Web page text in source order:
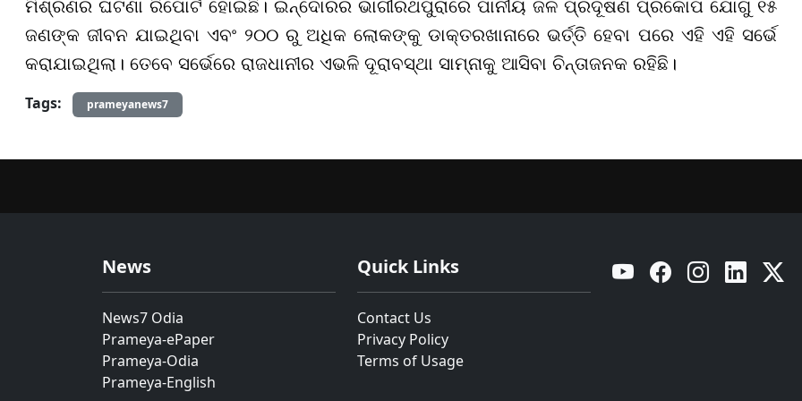
ମିଶ୍ରଣର ଘଟଣା ରିପୋର୍ଟ ହୋଇଛି। ଇନ୍ଦୋରର ଭାଗୀରଥପୁରାରେ ପାନୀୟ ଜଳ ପ୍ରଦୂଷଣ ପ୍ରକୋପ ଯୋଗୁ ୧୫
ଜଣଙ୍କ ଜୀବନ ଯାଇଥିବା ଏବଂ ୨୦୦ ରୁ ଅଧିକ ଲୋକଙ୍କୁ ଡାକ୍ତରଖାନାରେ ଭର୍ତ୍ତି ହେବା ପରେ ଏହି ଏହି ସର୍ଭେ
କରାଯାଇଥିଲା। ତେବେ ସର୍ଭେରେ ରାଜଧାନୀର ଏଭଳି ଦୂରାବସ୍ଥା ସାମ୍ନାକୁ ଆସିବା ଚିନ୍ତାଜନକ ରହିଛି।
Tags:
prameyanews7
News
News7 Odia
Prameya-ePaper
Prameya-Odia
Prameya-English
Quick Links
Contact Us
Privacy Policy
Terms of Usage
YouTube Facebook Instagram Linkedin